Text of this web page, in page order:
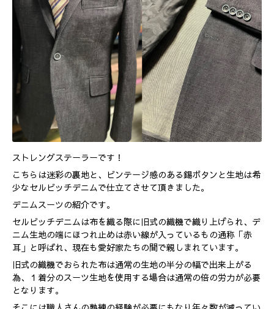
ストレングステーラーです！
こちらは迷彩の裏地と、ビンテージ感のある錫ボタンと生地は希
少なセルビッチデニムで仕立てさせて頂きました。
デニムスーツの紹介です。
セルビッチデニムは布を織る際に旧式の織機で織り上げられ、デ
ニム生地の端にほつれ止めは赤い線が入っているもの通称「赤
耳」と呼ばれ、現在も愛好家たちの間で親しまれています。
旧式の織機でおられた布は通常の生地の半分の幅で出来上がる
為、１着分のスーツ生地を使用する場合は通常の倍の労力が必要
となります。